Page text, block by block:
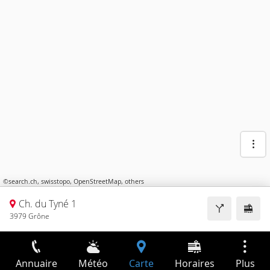
©search.ch, swisstopo, OpenStreetMap, others
Ch. du Tyné 1
3979 Grône
Annuaire Météo Carte Horaires Plus